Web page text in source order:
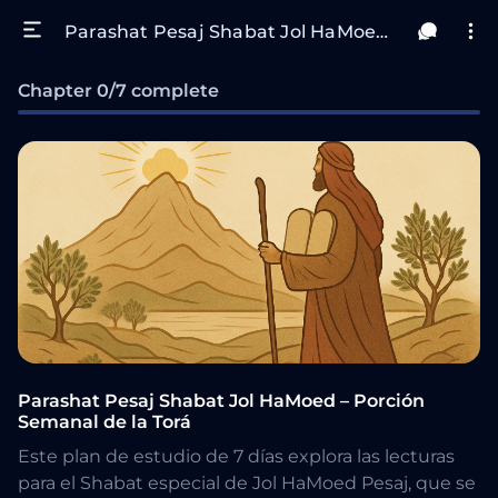
Parashat Pesaj Shabat Jol HaMoed – Porción Semanal de la Torá
Chapter 0/7 complete
Parashat Pesaj Shabat Jol HaMoed – Porción
Semanal de la Torá
Este plan de estudio de 7 días explora las lecturas
para el Shabat especial de Jol HaMoed Pesaj, que se